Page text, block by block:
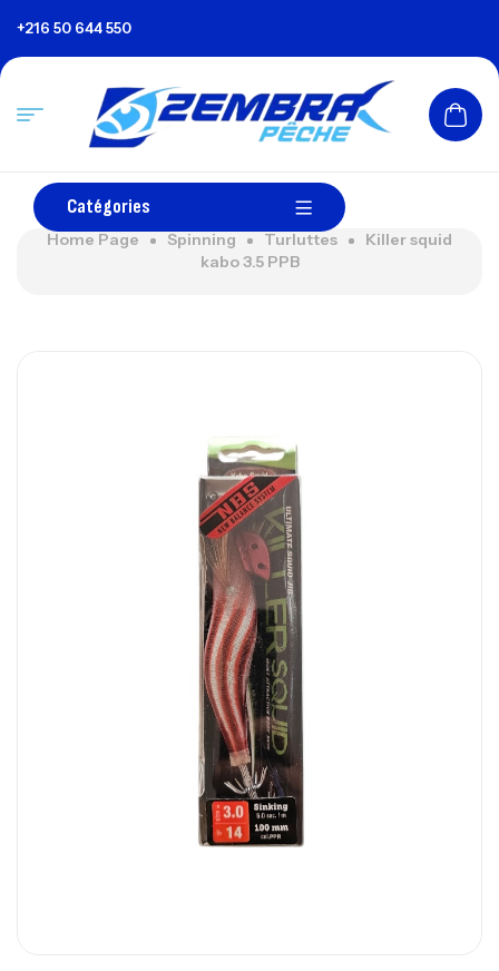
+216 50 644 550
Catégories
Home Page Spinning Turluttes
Killer squid
kabo 3.5 PPB